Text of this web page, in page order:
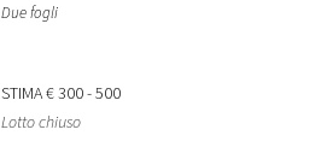
Due fogli
STIMA€ 300 - 500
Lotto chiuso